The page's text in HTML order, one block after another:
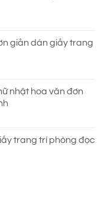
₫.
giản dán giấy trang
₫.
nhật hoa văn đơn
₫.
trang trí phòng đọc